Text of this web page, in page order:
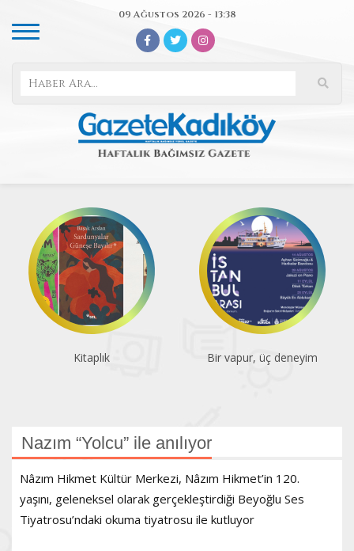
09 Ağustos 2026 - 13:38
Kitaplık Bir vapur, üç deneyim
Nazım “Yolcu” ile anılıyor
Nâzım Hikmet Kültür Merkezi, Nâzım Hikmet’in 120.
yaşını, geleneksel olarak gerçekleştirdiği Beyoğlu Ses
Tiyatrosu’ndaki okuma tiyatrosu ile kutluyor